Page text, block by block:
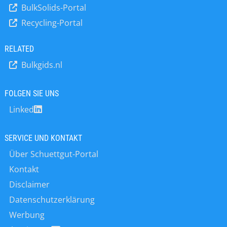
BulkSolids-Portal
Recycling-Portal
RELATED
Bulkgids.nl
FOLGEN SIE UNS
Linked
SERVICE UND KONTAKT
Über Schuettgut-Portal
Kontakt
Disclaimer
Datenschutzerklärung
Werbung